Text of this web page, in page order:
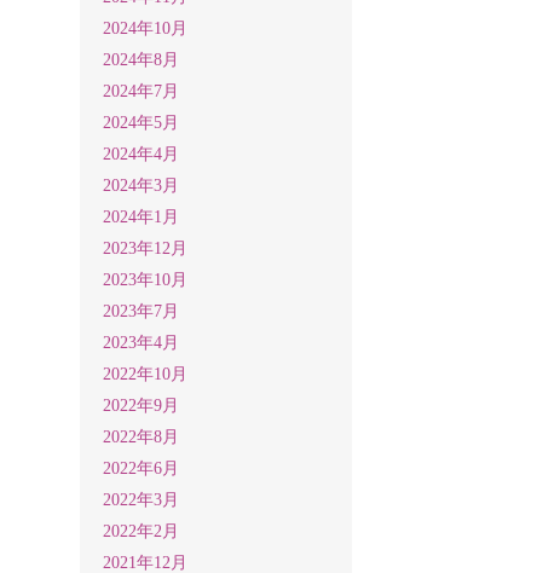
2024年10月
2024年8月
2024年7月
2024年5月
2024年4月
2024年3月
2024年1月
2023年12月
2023年10月
2023年7月
2023年4月
2022年10月
2022年9月
2022年8月
2022年6月
2022年3月
2022年2月
2021年12月